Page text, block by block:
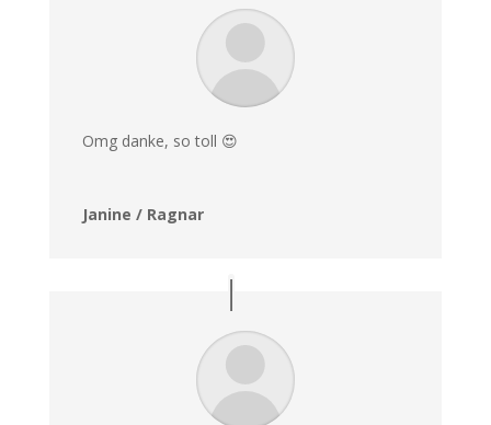
Omg danke, so toll 😍
Janine / Ragnar